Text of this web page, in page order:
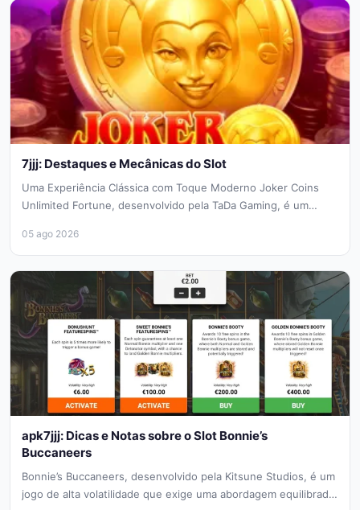
7jjj: Destaques e Mecânicas do Slot
Uma Experiência Clássica com Toque Moderno Joker Coins
Unlimited Fortune, desenvolvido pela TaDa Gaming, é um
05 ago 2026
apk7jjj: Dicas e Notas sobre o Slot Bonnie’s
Buccaneers
Bonnie’s Buccaneers, desenvolvido pela Kitsune Studios, é um
jogo de alta volatilidade que exige uma abordagem equilibrada.